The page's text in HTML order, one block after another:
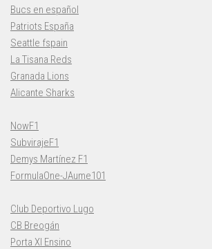
Bucs en español
Patriots España
Seattle fspain
La Tisana Reds
Granada Lions
Alicante Sharks
NowF1
SubvirajeF1
Demys Martínez F1
FormulaOne-JAume101
Club Deportivo Lugo
CB Breogán
Porta XI Ensino